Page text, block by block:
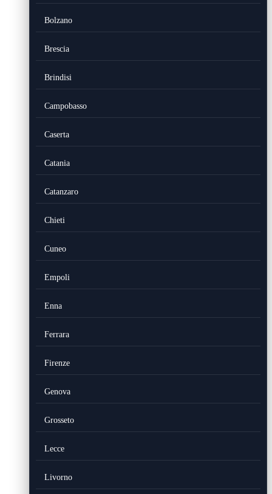
Bolzano
Brescia
Brindisi
Campobasso
Caserta
Catania
Catanzaro
Chieti
Cuneo
Empoli
Enna
Ferrara
Firenze
Genova
Grosseto
Lecce
Livorno